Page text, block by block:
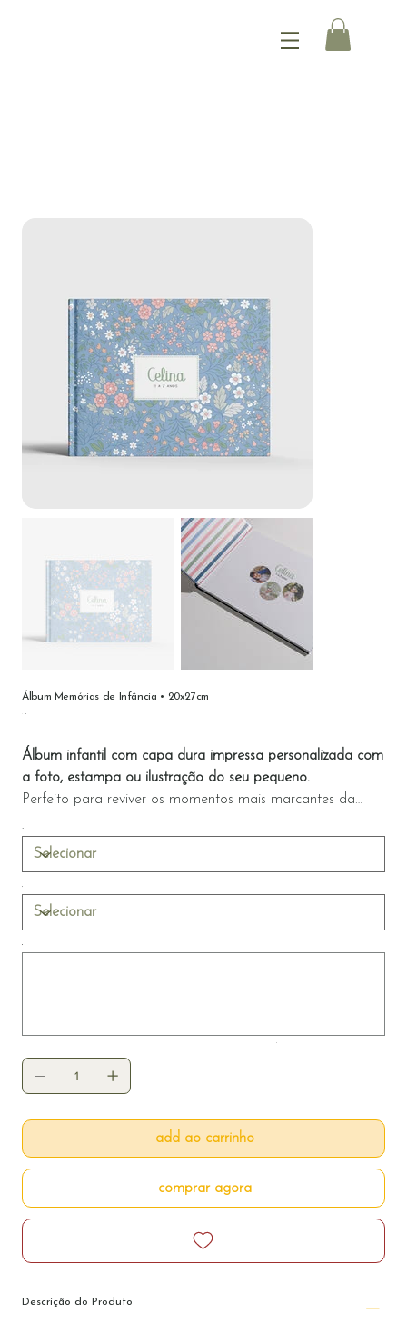
Álbum Memórias de Infância • 20x27cm
Álbum infantil com capa dura impressa personalizada com
a foto, estampa ou ilustração do seu pequeno.
Perfeito para reviver os momentos mais marcantes da
fotográfico 440g. Ideal para guardar lembranças como o
outras conquistas inesquecíveis.
add ao carrinho
comprar agora
Descrição do Produto